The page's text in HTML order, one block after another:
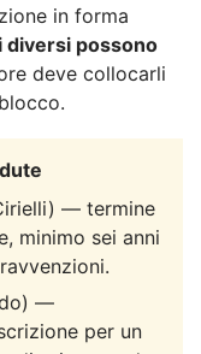
in forma
diversi possono
deve collocarli
— termine
minimo sei anni
—
per un